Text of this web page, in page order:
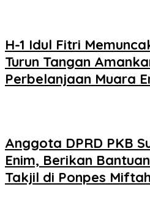
H-1 Idul Fitri
Turun Tangan
Perbelanjaan Muara
Anggota DPRD PKB
Enim, Berikan
Takjil di Ponpes